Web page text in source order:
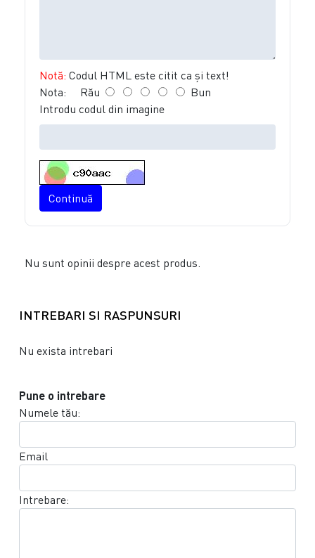
Notă: Codul HTML este citit ca şi text!
Nota: Rău
Bun
Introdu codul din imagine
Continuă
Nu sunt opinii despre acest produs.
INTREBARI SI RASPUNSURI
Nu exista intrebari
Pune o intrebare
Numele tău:
Email
Intrebare: